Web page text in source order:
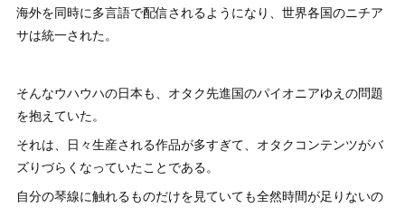
海外を同時に多言語で配信されるようになり、世界各国のニチア
サは統一された。
そんなウハウハの日本も、オタク先進国のパイオニアゆえの問題
を抱えていた。
それは、日々生産される作品が多すぎて、オタクコンテンツがバ
ズりづらくなっていたことである。
自分の琴線に触れるものだけを見ていても全然時間が足りないの